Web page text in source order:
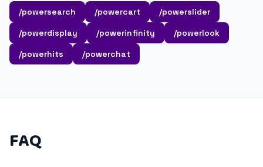
/powersearch /powercart
/powerslider
/powerdisplay
/powerinfinity
/powerlook
/powerhits
/powerchat
FAQ